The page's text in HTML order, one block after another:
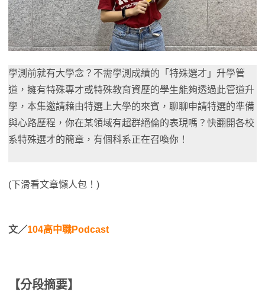
學測前就有大學念？不需學測成績的「特殊選才」升學管
道，擁有特殊專才或特殊教育資歷的學生能夠透過此管道升
學，本集邀請藉由特選上大學的來賓，聊聊申請特選的準備
與心路歷程，你在某領域有超群絕倫的表現嗎？快翻開各校
系特殊選才的簡章，有個科系正在召喚你！
(下滑看文章懶人包！)
文／104高中職Podcast
【分段摘要】